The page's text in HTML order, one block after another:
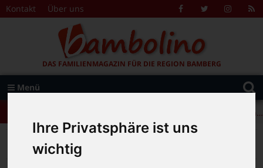
Ihre Privatsphäre ist uns
wichtig
Zum Inhalt springen
Kontakt Über uns FacebookTwitter
DAS FAMILIENMAGAZIN FÜR DIE REGION BAMBERG
Menü
Suche
nach:
+++ Leolingo: Englischcamp mit Muttersprachlern – auch in Bamberg! +++
Veranstaltungstipps